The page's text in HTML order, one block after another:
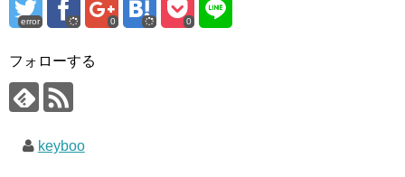
error 0 0
フォローする
keyboo